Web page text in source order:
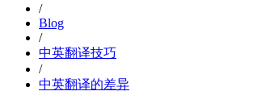
/
Blog
/
中英翻译技巧
/
中英翻译的差异